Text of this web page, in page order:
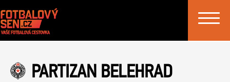
Toggle
PARTIZAN BELEHRAD